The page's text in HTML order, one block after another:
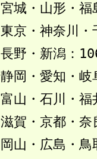
宮城・山形・
東京・神奈川
長野・新潟：
静岡・愛知・
富山・石川・福
滋賀・京都・
岡山・広島・